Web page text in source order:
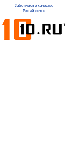
Заботимся о качестве
Вашей жизни